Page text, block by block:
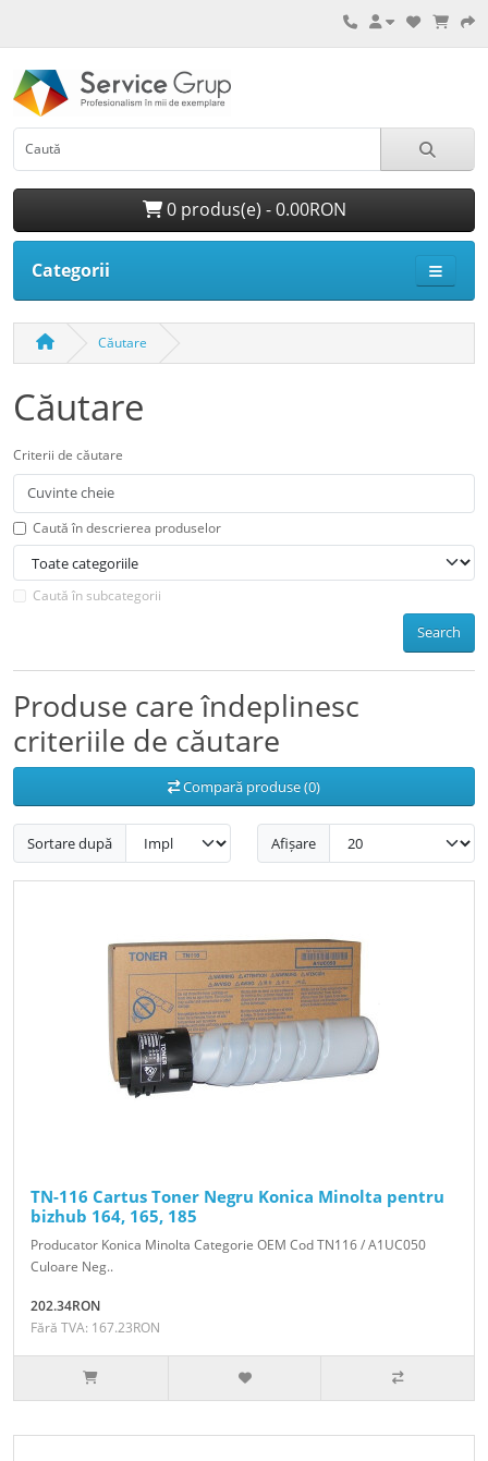
0 produs(e) - 0.00RON
Categorii
Căutare
Căutare
Criterii de căutare
Caută în descrierea produselor
Caută în subcategorii
Search
Produse care îndeplinesc
criteriile de căutare
Compară produse (0)
Sortare după Afișare
TN-116 Cartus Toner Negru Konica Minolta pentru
bizhub 164, 165, 185
Producator Konica Minolta Categorie OEM Cod TN116 / A1UC050
Culoare Neg..
202.34RON
Fără TVA: 167.23RON